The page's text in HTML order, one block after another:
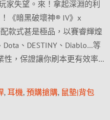
家失望。來！拿起深淵的利
《暗黑破壞神® IV》x
款式甚是極品，以賽睿輝煌
、DESTINY、Diablo…等
性，保證讓你刷本更有效率…
, 耳機, 預購搶購, 鼠墊|背包